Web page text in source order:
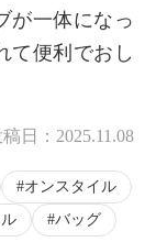
が一体になっ
て便利でおし
日： 2025.11.08
オンスタイル
バッグ